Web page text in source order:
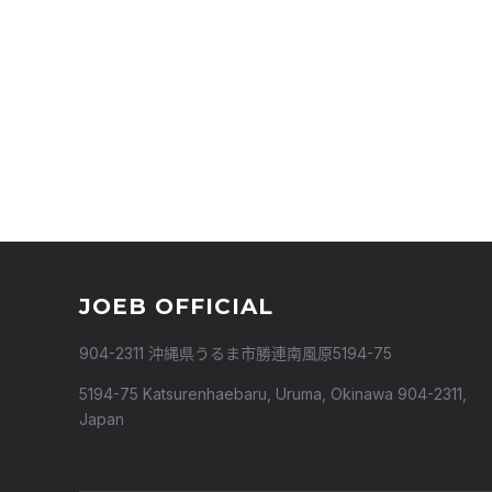
JOEB OFFICIAL
904-2311 沖縄県うるま市勝連南風原5194-75
5194-75 Katsurenhaebaru, Uruma, Okinawa 904-2311,
Japan